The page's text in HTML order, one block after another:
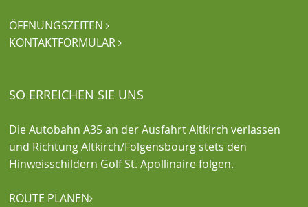
ÖFFNUNGSZEITEN
KONTAKTFORMULAR
SO ERREICHEN SIE UNS
Die Autobahn A35 an der Ausfahrt Altkirch verlassen
und Richtung Altkirch/Folgensbourg stets den
Hinweisschildern Golf St. Apollinaire folgen.
ROUTE PLANEN